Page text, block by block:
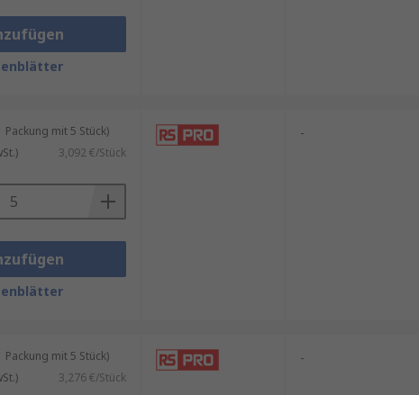
mit 5 Stück)
3,092 €/Stück
-
mit 5 Stück)
3,276 €/Stück
-